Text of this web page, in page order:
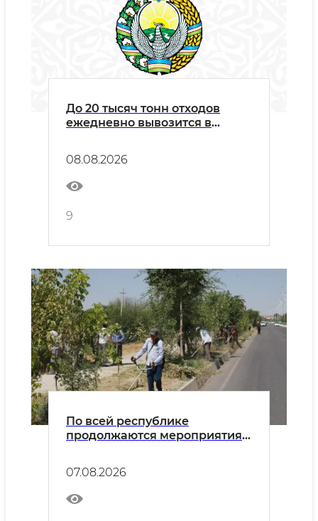
До 20 тысяч тонн отходов
ежедневно вывозится в
08.08.2026
9
По всей республике
продолжаются мероприятия в
07.08.2026